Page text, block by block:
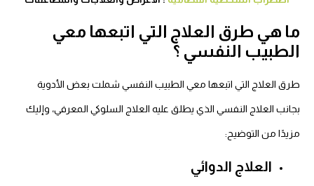
ما هي طرق العلاج التي اتبعها معي
الطبيب النفسي ؟
طرق العلاج التي اتبعها معي الطبيب النفسي شملت بعض الأدوية
بجانب العلاج النفسي الذي يطلق عليه العلاج السلوكي المعرفي، وإليك
مزيدًا من التوضيح:
العلاج الدوائي